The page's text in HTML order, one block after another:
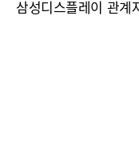
삼성디스플레이 관계